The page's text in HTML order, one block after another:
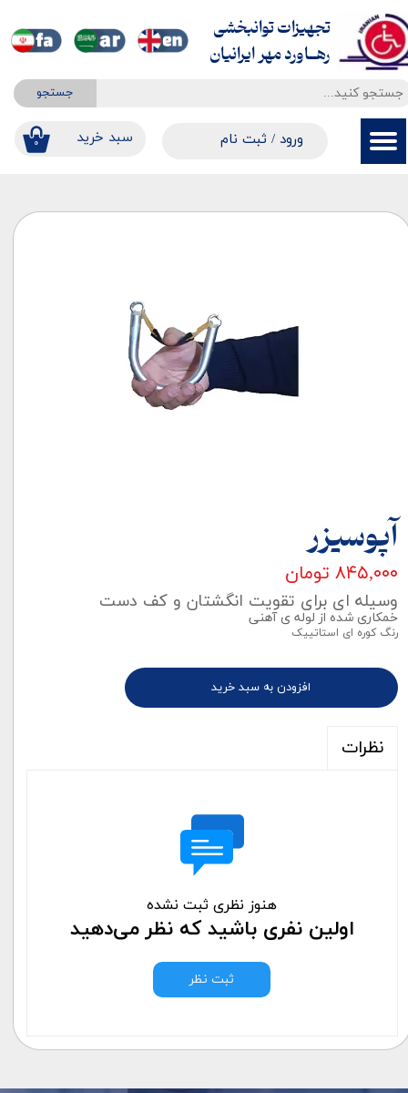
جستجو
۰ ​​سبد خرید ورود / ثبت نام
حساب کاربری من
سفارشات
خروج از حساب کاربری
تجهیزات توانبخشی
​​​​​​​رهــاورد مهر ایرانیان
آپوسیزر
۸۴۵,۰۰۰ تومان
وسیله ای برای تقویت انگشتان و کف دست
خمکاری شده از لوله ی آهنی
رنگ کوره ای استاتییک
افزودن به سبد خرید
نظرات
هنوز نظری ثبت نشده
اولین نفری باشید که نظر می‌دهید
ثبت نظر